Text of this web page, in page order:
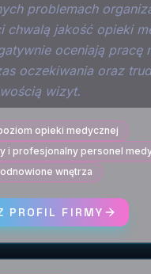
problemach
chwalą jakość opieki
oceniają pracę
oczekiwania oraz
wizyt.
opieki medycznej
i profesjonalny personel
wnętrza
PROFIL FIRMY